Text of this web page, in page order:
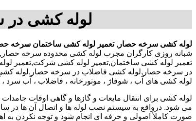
لوله کشی در
لوله کشی سرخه حصار ,تعمیر لوله کشی ساختمان سرخه
شبانه روزی کارگران مجرب لوله کشی محدوده سرخه
تعمیر لوله کشی ساختمان,تعمیر لوله کشی شرکت,تعمیر
در سرخه حصار,لوله کشی فاضلاب در سرخه حصار,لوله کشی
لوله کشی های آب ، شوفاژ ، موتورخانه ، فاضلاب ، آب
لوله کشی برای انتقال مایعات و گازها و گاهی اوقات
می شود. درواقع به سیستم نصب لوله ها و اتصال آن ها در
صورت کاملاً اصولی و حرفه ای انجام شود و توجه نکردن به